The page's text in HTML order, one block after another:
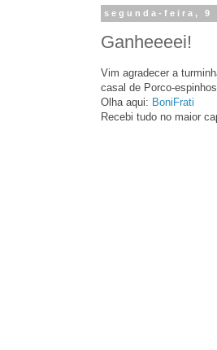
segunda-feira, 9
Ganheeeei!
Vim agradecer a
casal de Porco-
Olha aqui: BoniFrati
Recebi tudo no maior